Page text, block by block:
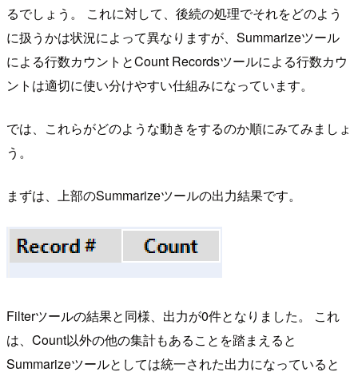
るでしょう。 これに対して、後続の処理でそれをどのよう
に扱うかは状況によって異なりますが、Summarizeツール
による行数カウントとCount Recordsツールによる行数カウ
ントは適切に使い分けやすい仕組みになっています。
では、これらがどのような動きをするのか順にみてみましょ
う。
まずは、上部のSummarizeツールの出力結果です。
Filterツールの結果と同様、出力が0件となりました。 これ
は、Count以外の他の集計もあることを踏まえると
Summarizeツールとしては統一された出力になっていると